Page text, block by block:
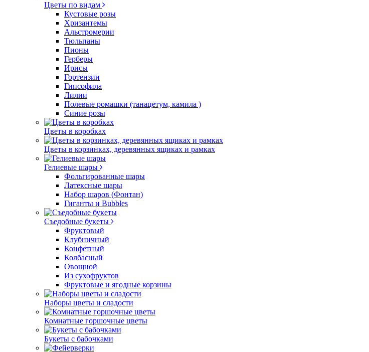
Цветы по видам
Кустовые розы
Хризантемы
Альстромерии
Тюльпаны
Пионы
Герберы
Ирисы
Гортензии
Гипсофила
Лилии
Полевые ромашки (танацетум, камила )
Синие розы
Цветы в коробках
Цветы в корзинках, деревянных ящиках и рамках
Гелиевые шары
Фольгированные шары
Латексные шары
Набор шаров (Фонтан)
Гиганты и Bubbles
Съедобные букеты
Фруктовый
Клубничный
Конфетный
Колбасный
Овощной
Из сухофруктов
Фруктовые и ягодные корзины
Наборы цветы и сладости
Комнатные горшочные цветы
Букеты с бабочками